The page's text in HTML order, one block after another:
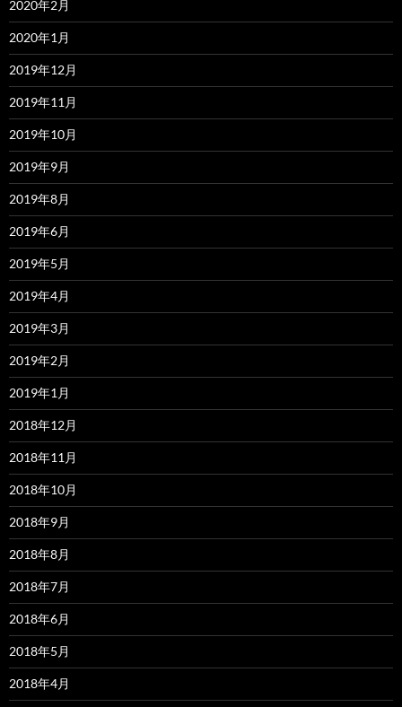
2020年2月
2020年1月
2019年12月
2019年11月
2019年10月
2019年9月
2019年8月
2019年6月
2019年5月
2019年4月
2019年3月
2019年2月
2019年1月
2018年12月
2018年11月
2018年10月
2018年9月
2018年8月
2018年7月
2018年6月
2018年5月
2018年4月